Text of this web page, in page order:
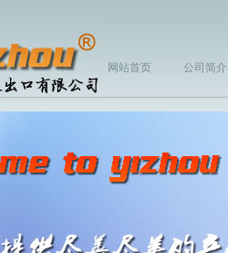
网站首页 公司简介